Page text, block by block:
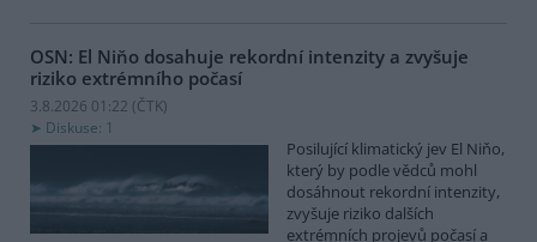
OSN: El Niňo dosahuje rekordní intenzity a zvyšuje
riziko extrémního počasí
3.8.2026 01:22 (ČTK)
Diskuse: 1
Posilující klimatický jev El Niňo,
který by podle vědců mohl
dosáhnout rekordní intenzity,
zvyšuje riziko dalších
extrémních projevů počasí a